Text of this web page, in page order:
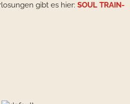
gibt es hier: SOUL TRAIN-